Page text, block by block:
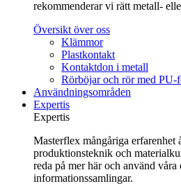
rekommenderar vi rätt metall-
Översikt över oss
Klämmor
Plastkontakt
Kontaktdon i metall
Rörböjar och rör med PU-
Användningsområden
Expertis
Expertis
Masterflex mångåriga erfarenhet
produktionsteknik och
reda på mer här och använd våra
informationssamlingar.